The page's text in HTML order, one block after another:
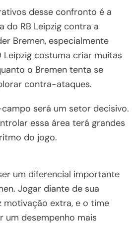
desse confronto é a
do RB Leipzig contra a
Bremen, especialmente
Leipzig costuma criar muitas
o Bremen tenta se
contra-ataques.
será um setor decisivo.
essa área terá grandes
do jogo.
um diferencial importante
Jogar diante de sua
extra, e o time
um desempenho mais